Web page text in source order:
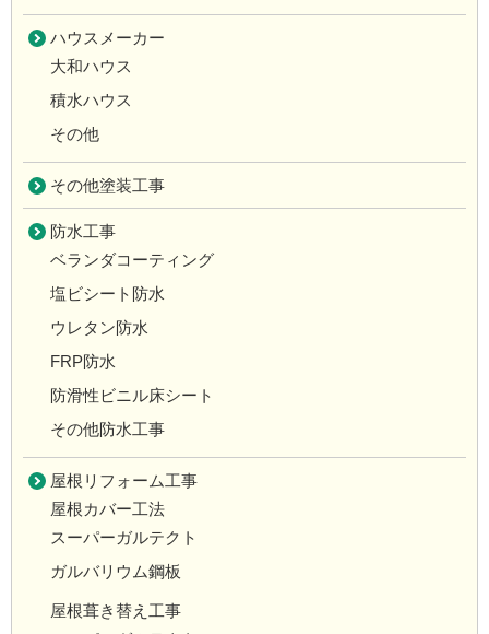
ハウスメーカー
大和ハウス
積水ハウス
その他
その他塗装工事
防水工事
ベランダコーティング
塩ビシート防水
ウレタン防水
FRP防水
防滑性ビニル床シート
その他防水工事
屋根リフォーム工事
屋根カバー工法
スーパーガルテクト
ガルバリウム鋼板
屋根葺き替え工事